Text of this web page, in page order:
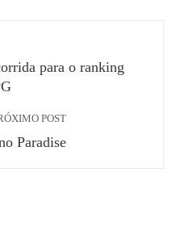
para o ranking
POST
Paradise